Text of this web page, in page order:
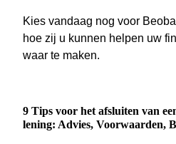
Kies vandaag nog voor
hoe zij u kunnen helpen uw
waar te maken.
9 Tips voor het afsluiten van
lening: Advies, Voorwaarden,